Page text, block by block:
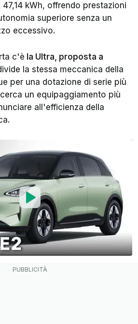
kWh, offrendo prestazioni
superiore senza un
eccessivo.
c'è la Ultra, proposta a
la stessa meccanica della
per una dotazione di serie più
un equipaggiamento più
all'efficienza della